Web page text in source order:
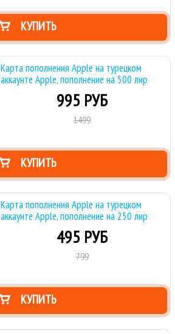
КУПИТЬ
Карта пополнения Apple на турецком
аккаунте Apple, пополнение на 500 лир
995 РУБ
1499
КУПИТЬ
Карта пополнения Apple на турецком
аккаунте Apple, пополнение на 250 лир
495 РУБ
799
КУПИТЬ